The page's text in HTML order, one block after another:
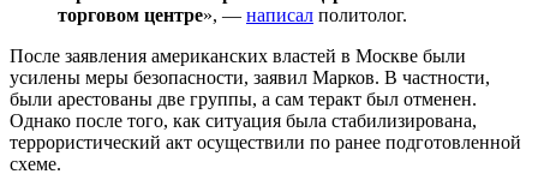
торговом центре», — написал политолог.
После заявления американских властей в Москве были
усилены меры безопасности, заявил Марков. В частности,
были арестованы две группы, а сам теракт был отменен.
Однако после того, как ситуация была стабилизирована,
террористический акт осуществили по ранее подготовленной
схеме.